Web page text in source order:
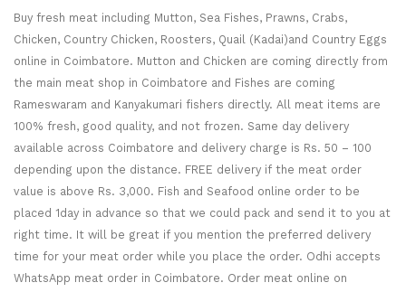
Buy fresh meat including Mutton, Sea Fishes, Prawns, Crabs,
Chicken, Country Chicken, Roosters, Quail (Kadai)and Country Eggs
online in Coimbatore. Mutton and Chicken are coming directly from
the main meat shop in Coimbatore and Fishes are coming
Rameswaram and Kanyakumari fishers directly. All meat items are
100% fresh, good quality, and not frozen. Same day delivery
available across Coimbatore and delivery charge is Rs. 50 – 100
depending upon the distance. FREE delivery if the meat order
value is above Rs. 3,000. Fish and Seafood online order to be
placed 1day in advance so that we could pack and send it to you at
right time. It will be great if you mention the preferred delivery
time for your meat order while you place the order. Odhi accepts
WhatsApp meat order in Coimbatore. Order meat online on